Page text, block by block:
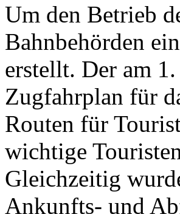
Um den Betrieb
Bahnbehörden
erstellt. Der am
Zugfahrplan für
Routen für
wichtige
Gleichzeitig
Ankunfts- und